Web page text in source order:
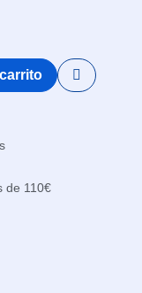
de 110€